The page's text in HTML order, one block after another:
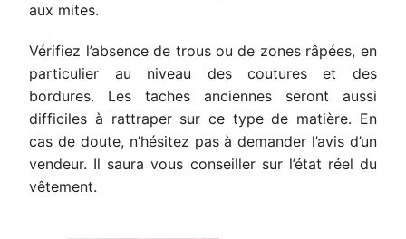
aux mites.
Vérifiez l’absence de trous ou de zones râpées, en
particulier au niveau des coutures et des
bordures. Les taches anciennes seront aussi
difficiles à rattraper sur ce type de matière. En
cas de doute, n’hésitez pas à demander l’avis d’un
vendeur. Il saura vous conseiller sur l’état réel du
vêtement.